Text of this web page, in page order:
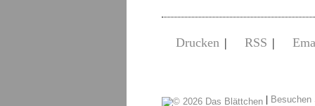
Drucken | RSS |
|